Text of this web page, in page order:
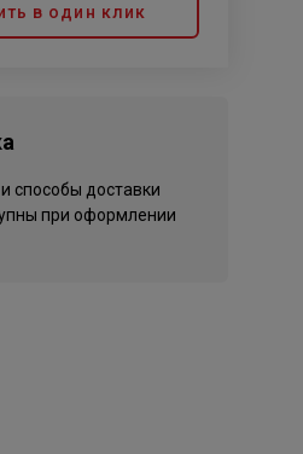
в один клик
способы доставки
при оформлении